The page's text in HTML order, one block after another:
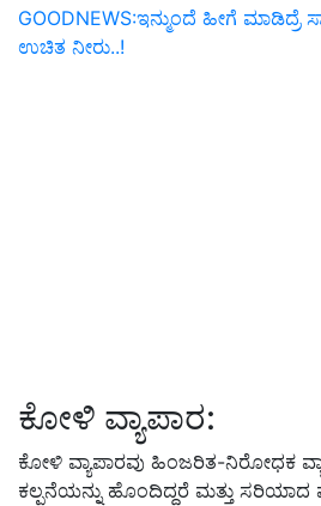
GOODNEWS:ಇನ್ಮುಂದೆ ಹೀಗೆ
ಉಚಿತ ನೀರು..!
ಕೋಳಿ ವ್ಯಾಪಾರ:
ಕೋಳಿ ವ್ಯಾಪಾರವು ಹಿಂಜರಿತ-ನಿರೋಧಕ
ಕಲ್ಪನೆಯನ್ನು ಹೊಂದಿದ್ದರೆ ಮತ್ತು ಸರಿಯಾದ